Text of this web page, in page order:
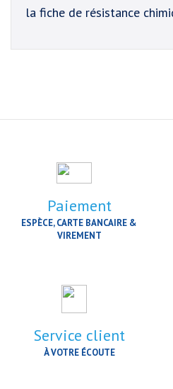
la fiche de résistance
Paiement
ESPÈCE, CARTE BANCAIRE &
VIREMENT
Service client
À VOTRE ÉCOUTE